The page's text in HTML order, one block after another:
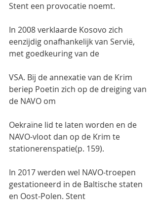
Stent een provocatie noemt.
In 2008 verklaarde Kosovo zich
eenzijdig onafhankelijk van Servië,
met goedkeuring van de
VSA. Bij de annexatie van de Krim
beriep Poetin zich op de dreiging van
de NAVO om
Oekraïne lid te laten worden en de
NAVO-vloot dan op de Krim te
stationerenspatie(p. 159).
In 2017 werden wel NAVO-troepen
gestationeerd in de Baltische staten
en Oost-Polen. Stent